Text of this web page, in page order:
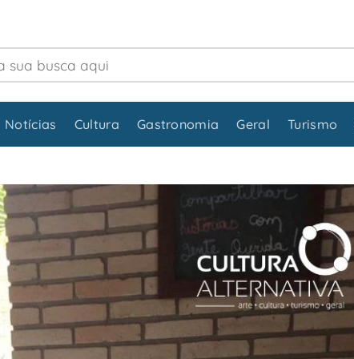
Notícias Cultura Gastronomia Geral Turismo